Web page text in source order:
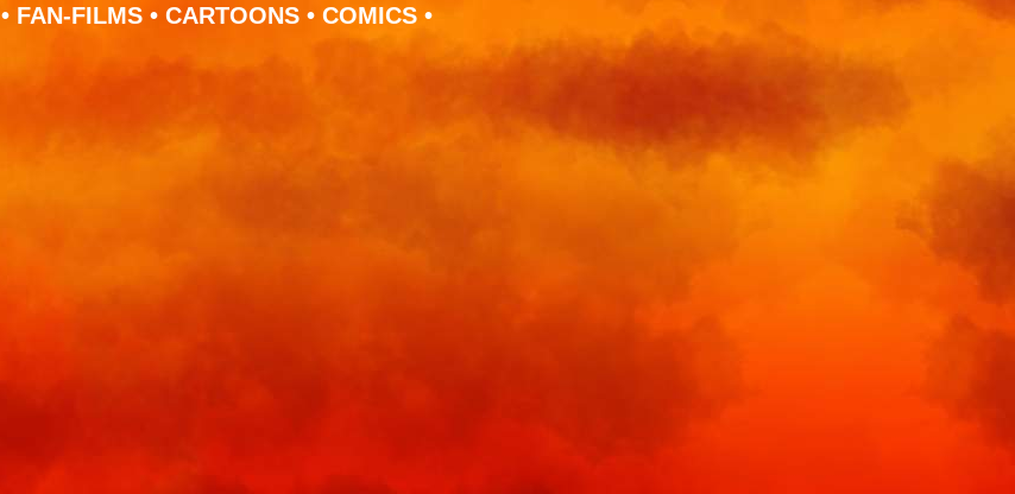
• FAN-FILMS • CARTOONS • COMICS •